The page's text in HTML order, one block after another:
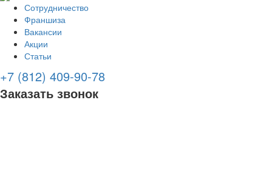
Сотрудничество
Франшиза
Вакансии
Акции
Статьи
+7 (812) 409-90-78
Заказать звонок